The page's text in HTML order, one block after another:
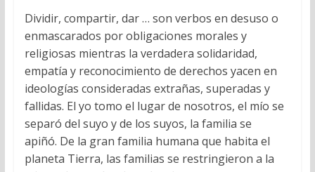
Dividir, compartir, dar … son verbos en desuso o
enmascarados por obligaciones morales y
religiosas mientras la verdadera solidaridad,
empatía y reconocimiento de derechos yacen en
ideologías consideradas extrañas, superadas y
fallidas. El yo tomo el lugar de nosotros, el mío se
separó del suyo y de los suyos, la familia se
apiñó. De la gran familia humana que habita el
planeta Tierra, las familias se restringieron a la